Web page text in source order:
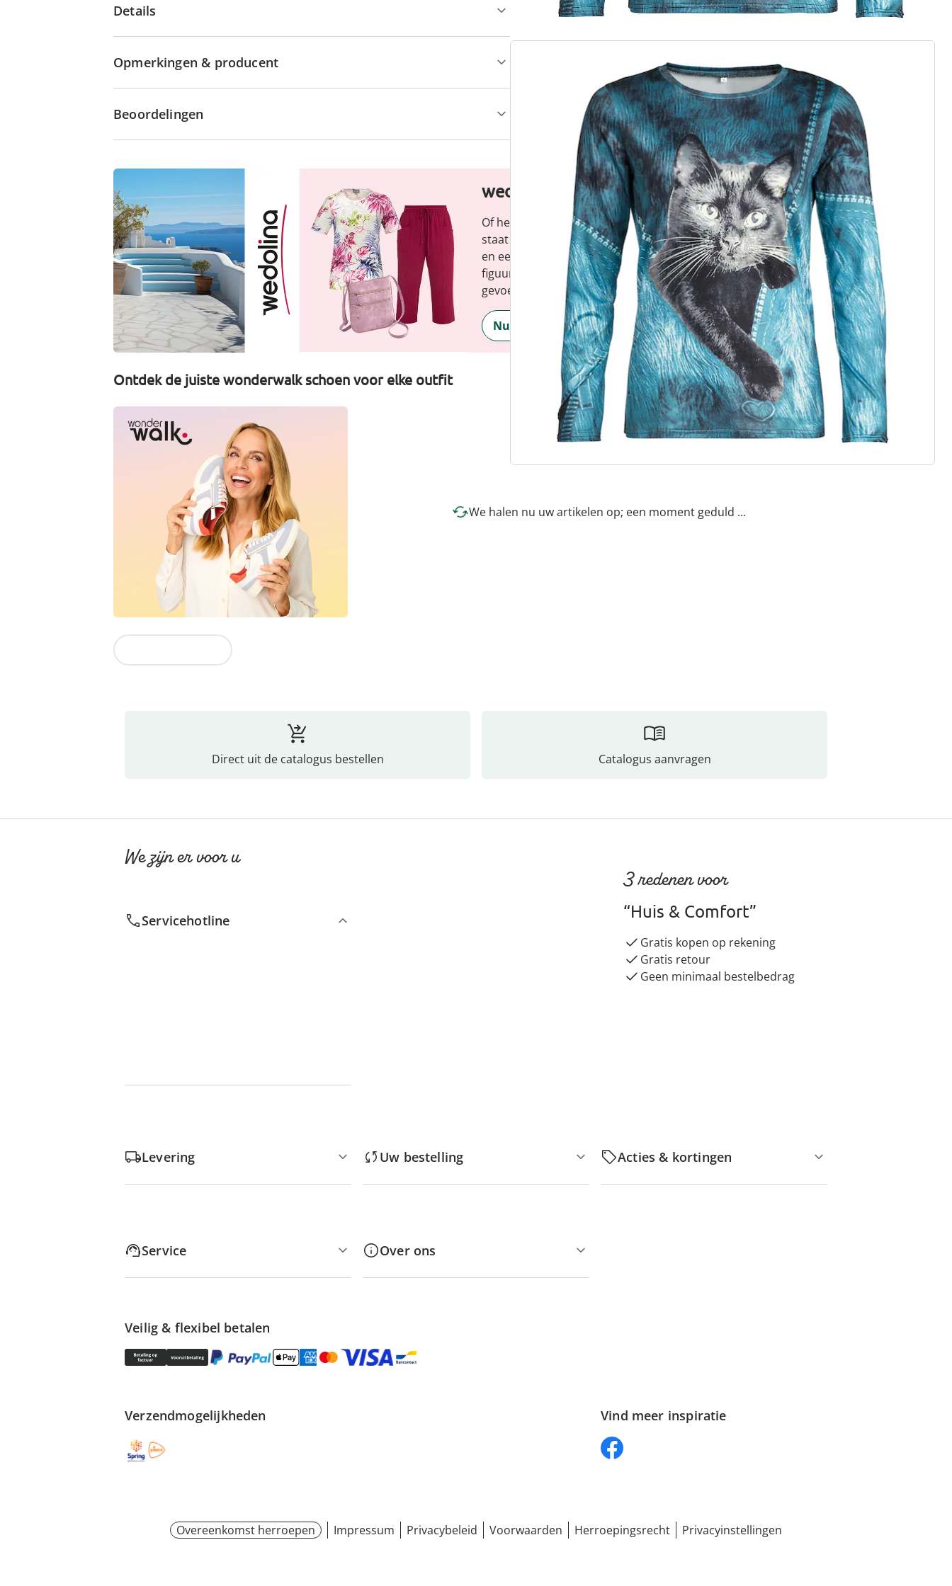
Details
Opmerkingen & producent
Beoordelingen
wedolina - Ons nieuwe modemerk
Of het nu gaat om elegante basics of trendy highlights: wedolina
staat voor modieuze verscheidenheid, comfortabele pasvormen
en een faire prijs-kwaliteitverhouding. Elk stuk flatteert het
figuur en benadrukt je persoonlijkheid - voor een zelfverzekerd
gevoel, elke dag.
Nu ontdekken
Ontdek de juiste wonderwalk schoen voor elke outfit
We halen nu uw artikelen op; een moment geduld ...
Direct uit de catalogus bestellen Catalogus aanvragen
We zijn er voor u
Servicehotline
3 redenen voor
“Huis & Comfort”
Gratis kopen op rekening
Gratis retour
Geen minimaal bestelbedrag
Levering Uw bestelling Acties & kortingen
Service Over ons
Veilig & flexibel betalen
Verzendmogelijkheden Vind meer inspiratie
Overeenkomst herroepen Impressum Privacybeleid Voorwaarden Herroepingsrecht Privacyinstellingen